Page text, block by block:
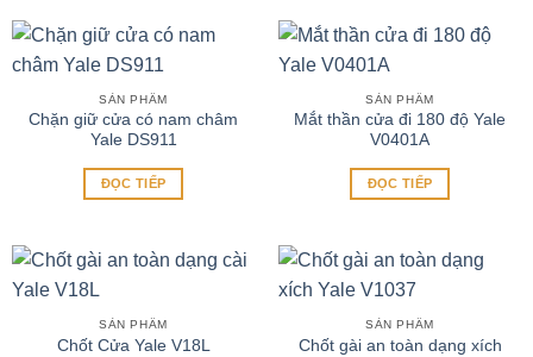
SẢN PHẨM
Chặn giữ cửa có nam châm
Yale DS911
ĐỌC TIẾP
SẢN PHẨM
Mắt thần cửa đi 180 độ Yale
V0401A
ĐỌC TIẾP
SẢN PHẨM
Chốt Cửa Yale V18L
SẢN PHẨM
Chốt gài an toàn dạng xích